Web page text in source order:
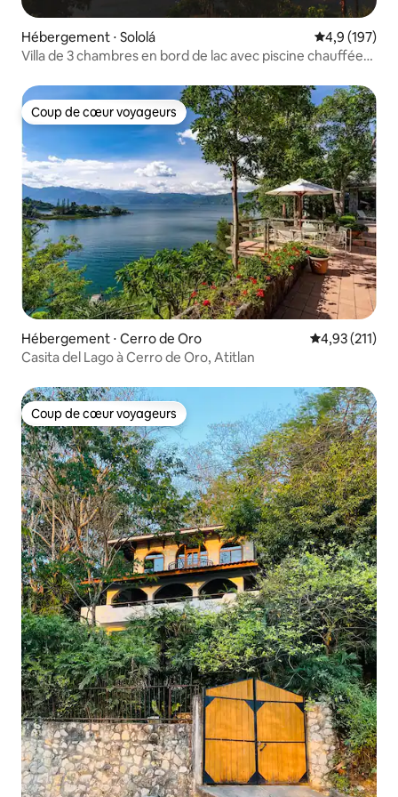
Hébergement ⋅ Sololá Évaluation
4,9 (197)
Villa de 3 chambres en bord de lac avec piscine chauffée
Coup de cœur voyageurs
Coup de cœur voyageurs
Hébergement ⋅ Cerro de Oro Évaluation
4,93 (211)
Casita del Lago à Cerro de Oro, Atitlan
Coup de cœur voyageurs
Coup de cœur voyageurs